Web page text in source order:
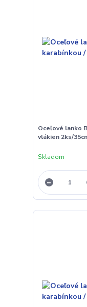
Oceľové lanko
vlákien 2ks/
Skladom